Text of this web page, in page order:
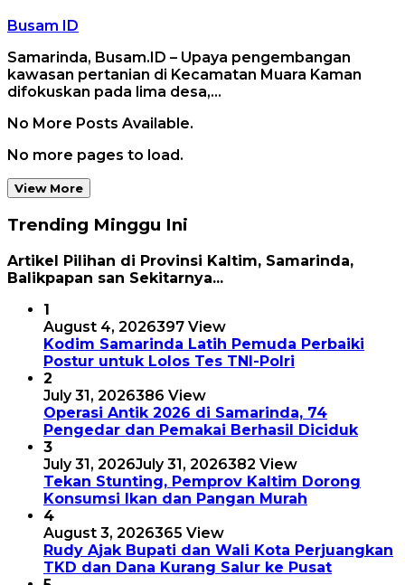
Busam ID
Samarinda, Busam.ID – Upaya pengembangan
kawasan pertanian di Kecamatan Muara Kaman
difokuskan pada lima desa,…
No More Posts Available.
No more pages to load.
View More
Trending Minggu Ini
Artikel Pilihan di Provinsi Kaltim, Samarinda,
Balikpapan san Sekitarnya...
1
August 4, 2026397 View
Kodim Samarinda Latih Pemuda Perbaiki
Postur untuk Lolos Tes TNI-Polri
2
July 31, 2026386 View
Operasi Antik 2026 di Samarinda, 74
Pengedar dan Pemakai Berhasil Diciduk
3
July 31, 2026July 31, 2026382 View
Tekan Stunting, Pemprov Kaltim Dorong
Konsumsi Ikan dan Pangan Murah
4
August 3, 2026365 View
Rudy Ajak Bupati dan Wali Kota Perjuangkan
TKD dan Dana Kurang Salur ke Pusat